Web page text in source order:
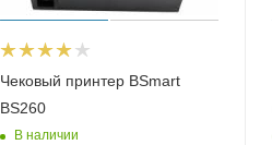
Чековый принтер BSmart
BS260
В наличии